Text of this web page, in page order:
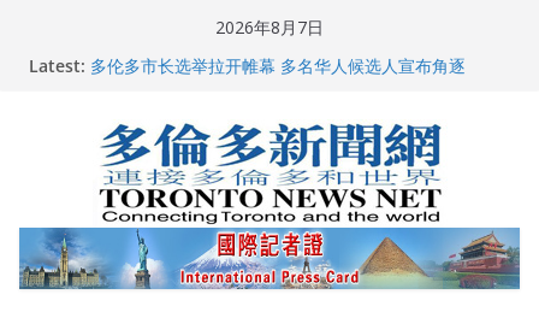
2026年8月7日
Latest: 多伦多市长选举拉开帷幕 多名华人候选人宣布角逐
特朗普称加拿大“不友善”并批评其领导层 卡尼：谈判事
关加拿大就业
2026加拿大青少年儿童绘画比赛颁奖典礼多伦多举行
龚晓华参加多伦多骄傲大游行 与市民分享竞选理念